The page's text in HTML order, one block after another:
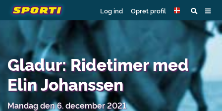
Log ind Opret profil
Gladur: Ridetimer med
Elin Johanssen
Mandag den 6. december 2021